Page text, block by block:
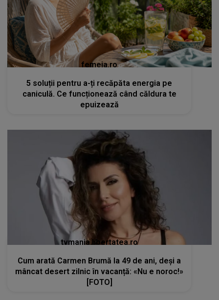
femeia.ro
5 soluții pentru a-ți recăpăta energia pe
caniculă. Ce funcționează când căldura te
epuizează
tvmania.libertatea.ro
Cum arată Carmen Brumă la 49 de ani, deși a
mâncat desert zilnic în vacanță: «Nu e noroc!»
[FOTO]